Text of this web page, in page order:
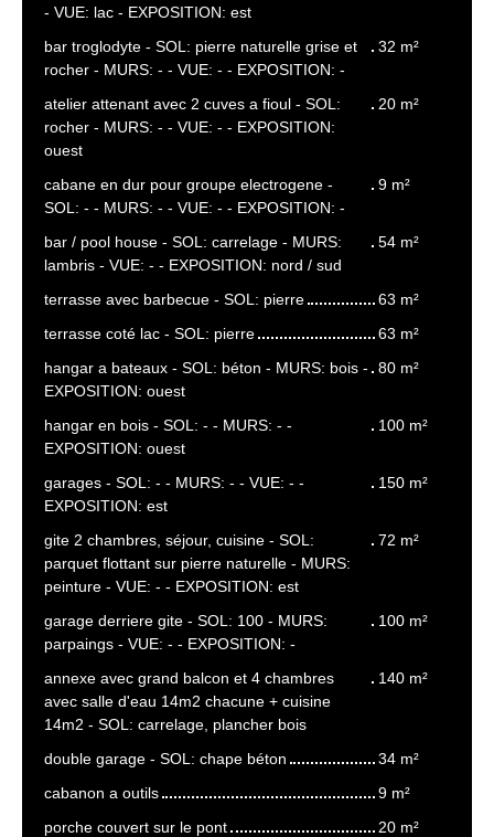
- VUE: lac - EXPOSITION: est
bar troglodyte - SOL: pierre naturelle grise et
rocher - MURS: - - VUE: - - EXPOSITION: -
32 m²
atelier attenant avec 2 cuves a fioul - SOL:
rocher - MURS: - - VUE: - - EXPOSITION:
ouest
20 m²
cabane en dur pour groupe electrogene -
SOL: - - MURS: - - VUE: - - EXPOSITION: -
9 m²
bar / pool house - SOL: carrelage - MURS:
lambris - VUE: - - EXPOSITION: nord / sud
54 m²
terrasse avec barbecue - SOL: pierre
63 m²
terrasse coté lac - SOL: pierre
63 m²
hangar a bateaux - SOL: béton - MURS: bois -
EXPOSITION: ouest
80 m²
hangar en bois - SOL: - - MURS: - -
EXPOSITION: ouest
100 m²
garages - SOL: - - MURS: - - VUE: - -
EXPOSITION: est
150 m²
gite 2 chambres, séjour, cuisine - SOL:
parquet flottant sur pierre naturelle - MURS:
peinture - VUE: - - EXPOSITION: est
72 m²
garage derriere gite - SOL: 100 - MURS:
parpaings - VUE: - - EXPOSITION: -
100 m²
annexe avec grand balcon et 4 chambres
avec salle d'eau 14m2 chacune + cuisine
14m2 - SOL: carrelage, plancher bois
140 m²
double garage - SOL: chape béton
34 m²
cabanon a outils
9 m²
porche couvert sur le pont
20 m²